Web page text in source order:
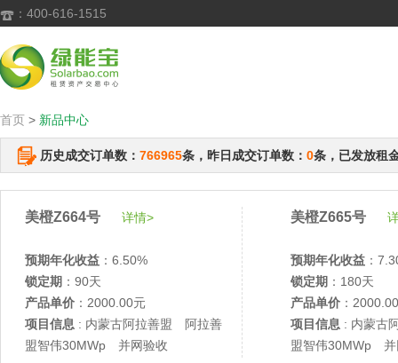
 ：400-616-1515
首页 > 新品中心
历史成交订单数： 766965条，昨日成交订单数： 0条，已发放租
美橙Z664号 详情>
预期年化收益 ：6.50%
锁定期 ：90天
产品单价 ：2000.00元
项目信息 : 内蒙古阿拉善盟 阿拉善
盟智伟30MWp 并网验收
美橙Z665号
预期年化收益 ：
锁定期 ：180天
产品单价 ：
项目信息 : 内蒙古
盟智伟30MWp 并